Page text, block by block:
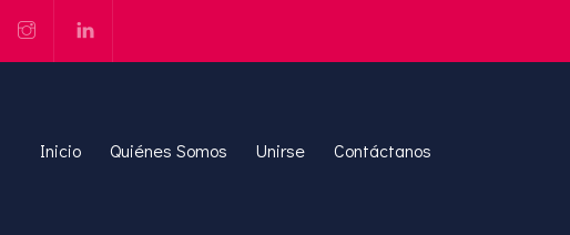
Inicio Quiénes Somos Unirse Contáctanos